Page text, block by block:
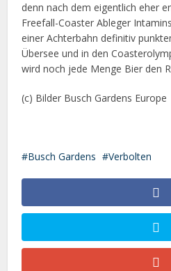
denn nach dem eigentlich eher
Freefall-Coaster Ableger
einer Achterbahn definitiv
Übersee und in den
wird noch jede Menge Bier den
(c) Bilder Busch Gardens Europe
Busch Gardens Verbolten